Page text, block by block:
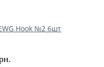
Hook №2 6шт